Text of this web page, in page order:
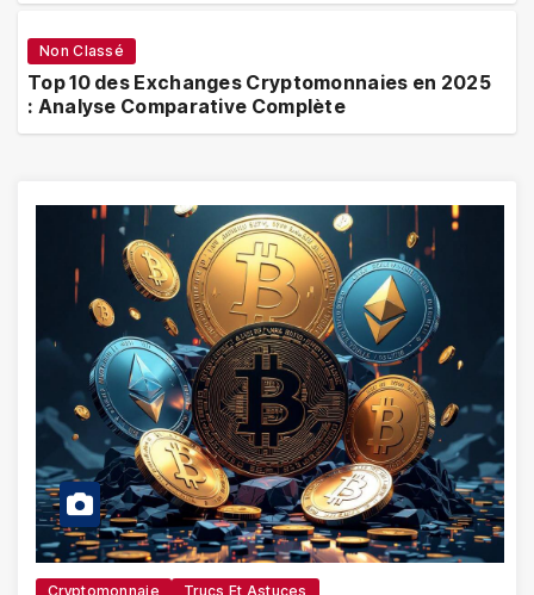
Non Classé
Top 10 des Exchanges Cryptomonnaies en 2025
: Analyse Comparative Complète
Cryptomonnaie Trucs Et Astuces